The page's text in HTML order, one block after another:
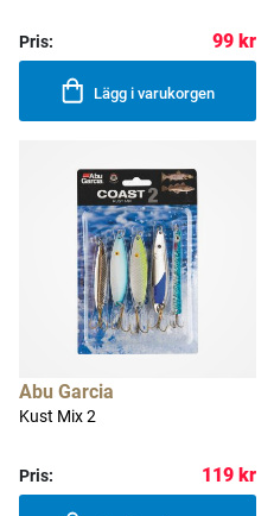
Pris: 99 kr
Lägg i varukorgen
Abu Garcia
Kust Mix 2
Pris: 119 kr